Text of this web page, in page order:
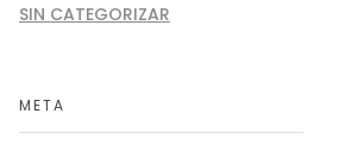
SIN CATEGORIZAR
META